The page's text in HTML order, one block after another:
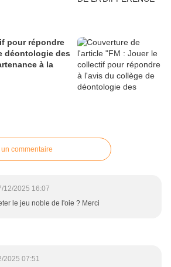
pour répondre
déontologie des
à la
commentaire
12/2025 16:07
le jeu noble de l'oie ? Merci
2025 07:51